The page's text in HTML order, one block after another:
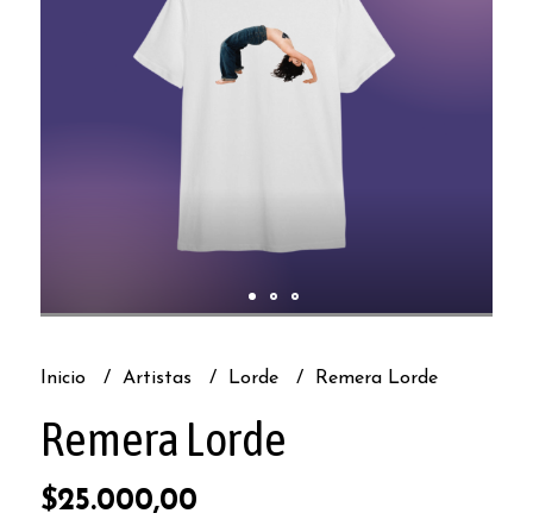
Inicio Artistas Lorde Remera Lorde
Remera Lorde
$25.000,00